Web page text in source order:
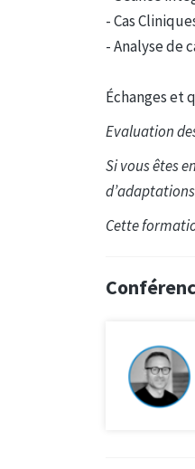
- Cas
- Analyse de
Échanges et
Evaluation
Si vous êtes
Cette